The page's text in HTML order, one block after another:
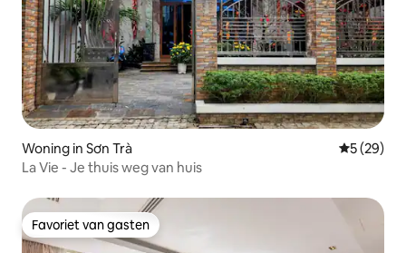
Woning in Sơn Trà
5 (29)
La Vie - Je thuis weg van huis
Favoriet van gasten
Favoriet van gasten